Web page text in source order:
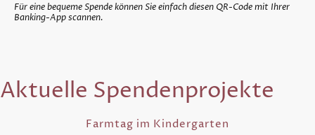
Für eine bequeme Spende können Sie einfach diesen QR-Code mit Ihrer
Banking-App scannen.
Aktuelle Spendenprojekte
Farmtag im Kindergarten